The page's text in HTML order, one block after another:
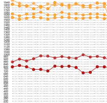
240
280
320
360
400
440
480
520
560
600
640
680
720
760
800
840
880
920
960
1000
1040
1080
1120
1160
1200
1240
1280
1320
1360
1400
1440
1480
1520
1560
1600
1640
1680
1720
1760
1800
1840